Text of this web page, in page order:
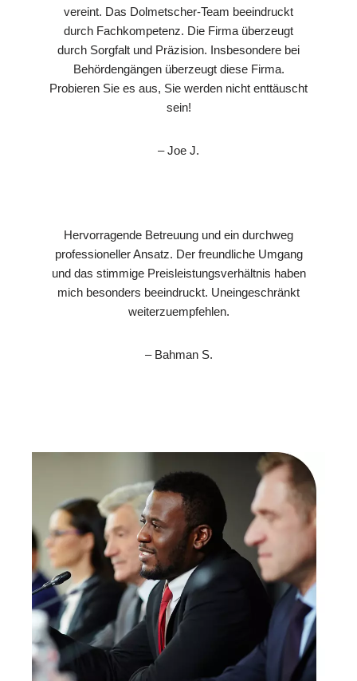
vereint. Das Dolmetscher-Team beeindruckt
durch Fachkompetenz. Die Firma überzeugt
durch Sorgfalt und Präzision. Insbesondere bei
Behördengängen überzeugt diese Firma.
Probieren Sie es aus, Sie werden nicht enttäuscht
sein!
– Joe J.
Hervorragende Betreuung und ein durchweg
professioneller Ansatz. Der freundliche Umgang
und das stimmige Preisleistungsverhältnis haben
mich besonders beeindruckt. Uneingeschränkt
weiterzuempfehlen.
– Bahman S.